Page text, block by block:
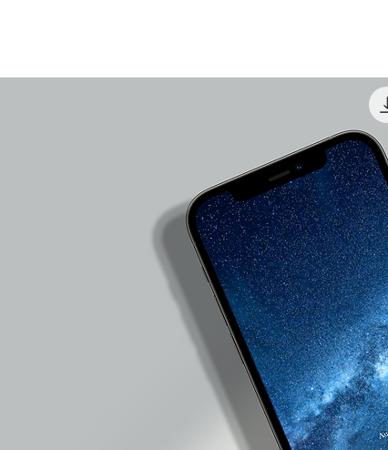
日しても、お手元に商品が届かない場合はお支払い手続きに
絡くださ
ご注意
オーダー後、お支払い手続きを
ご注文内容がメールにて送信されますのでお届け先
変更があった場合はメールに記載されている
ご利用金融機関所定のお支払い手数
前払いにて代金が全額支払われた
代金に過不足がある場合は
お支払い後のお客様都合によるキ
ムの封筒の取り扱いも含め欠陥がある場合を除き、返品は
い）
ご注文から1週間以内のお支
ご注文から10日を経過した場合は